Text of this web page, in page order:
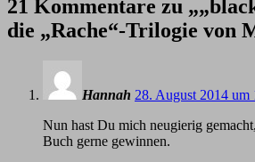
21 Kommentare zu „
die „Rache“-Trilogie von
Hannah 28. August 2014 um
Nun hast Du mich neugierig
Buch gerne gewinnen.